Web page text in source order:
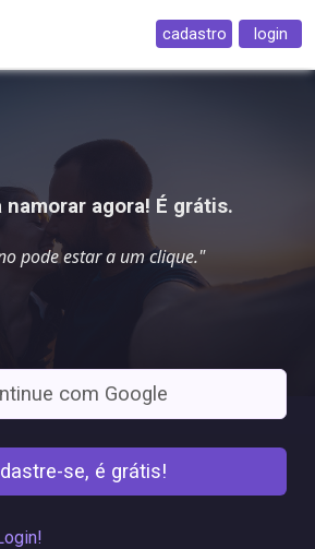
cadastro login
namorar agora! É grátis.
pode estar a um clique."
com Google
se, é grátis!